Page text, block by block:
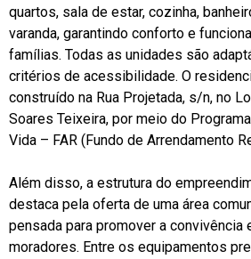
quartos, sala de estar, cozinha,
varanda, garantindo conforto e
famílias. Todas as unidades são
critérios de acessibilidade. O
construído na Rua Projetada, s/n, no
Soares Teixeira, por meio do
Vida – FAR (Fundo de Arrendamento
Além disso, a estrutura do
destaca pela oferta de uma área
pensada para promover a convivência
moradores. Entre os equipamentos